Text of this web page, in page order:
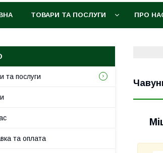
ТОВАРИ ТА ПОСЛУГИ ПРО
та послуги
та оплата